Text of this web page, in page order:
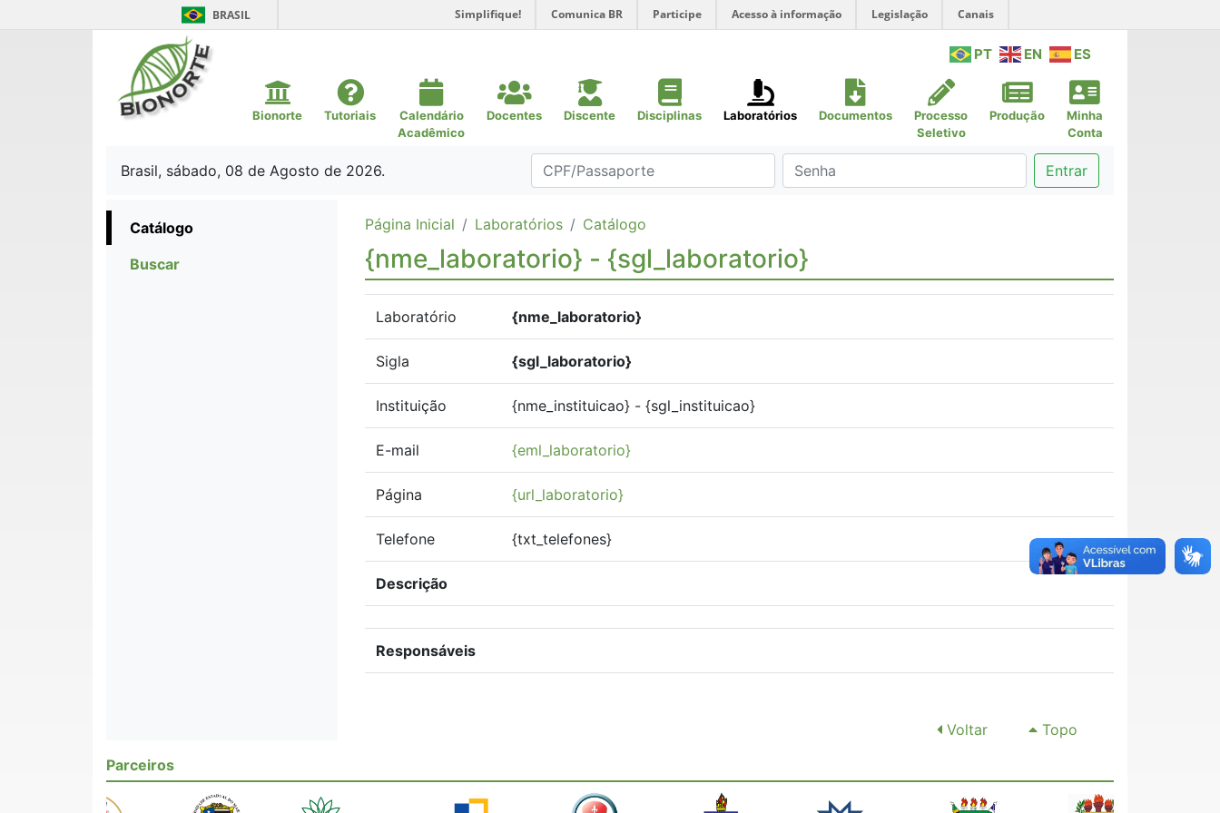
BRASIL Simplifique! Comunica BR Participe Acesso à informação Legislação Canais
PT EN ES
Bionorte Tutoriais
Calendário
Acadêmico
Docentes Discente Disciplinas Laboratórios Documentos
Processo
Seletivo
Produção
Minha
Conta
Brasil, sábado, 08 de Agosto de 2026. Entrar
Catálogo
Buscar
Página Inicial Laboratórios Catálogo
{nme_laboratorio} - {sgl_laboratorio}
Laboratório {nme_laboratorio}
Sigla {sgl_laboratorio}
Instituição {nme_instituicao} - {sgl_instituicao}
E-mail {eml_laboratorio}
Página {url_laboratorio}
Telefone {txt_telefones}
Descrição
Responsáveis
Voltar
Topo
Parceiros